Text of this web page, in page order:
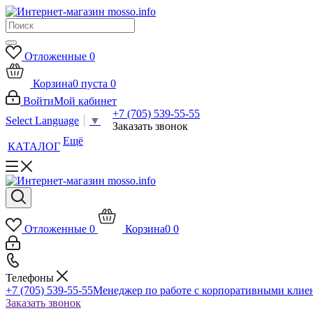
Отложенные 0
Корзина0 пуста 0
ВойтиМой кабинет
Select Language
▼
+7 (705) 539-55-55
Заказать звонок
КАТАЛОГ Ещё
Отложенные 0 Корзина0 0
Телефоны
+7 (705) 539-55-55Менеджер по работе с корпоративными
Заказать звонок